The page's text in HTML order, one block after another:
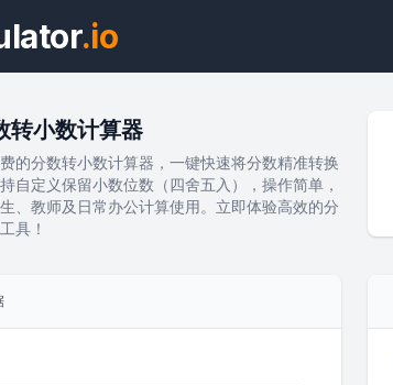
.io
转小数计算器
的分数转小数计算器，一键快速将分数精准转换
自定义保留小数位数（四舍五入），操作简单，
、教师及日常办公计算使用。立即体验高效的分
具！